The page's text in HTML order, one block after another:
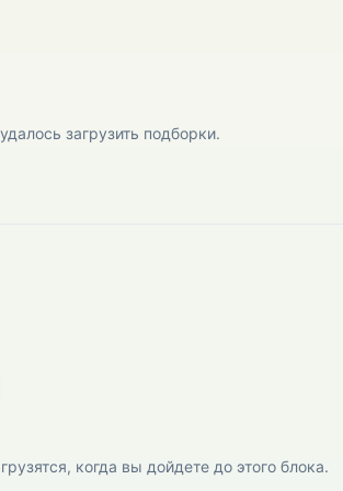
загрузить подборки.
когда вы дойдете до этого блока.